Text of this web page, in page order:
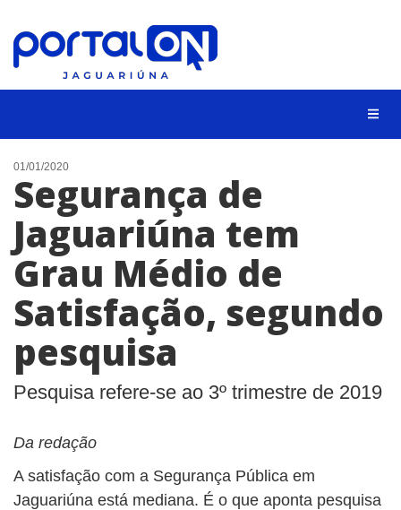
NOTÍCIAS
LISTA DIGITAL
CONTATO
ANUNCIE
BUSCAR
01/01/2020
Segurança de
Jaguariúna tem
Grau Médio de
Satisfação, segundo
pesquisa
Pesquisa refere-se ao 3º trimestre de 2019
Da redação
A satisfação com a Segurança Pública em
Jaguariúna está mediana. É o que aponta pesquisa